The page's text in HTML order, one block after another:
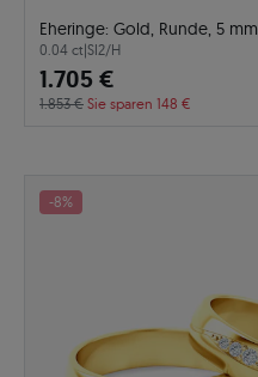
Eheringe: Gold, Runde, 5 mm
0.04 ct|SI2/H
1.705 €
1.853 € Sie sparen 148 €
-8%